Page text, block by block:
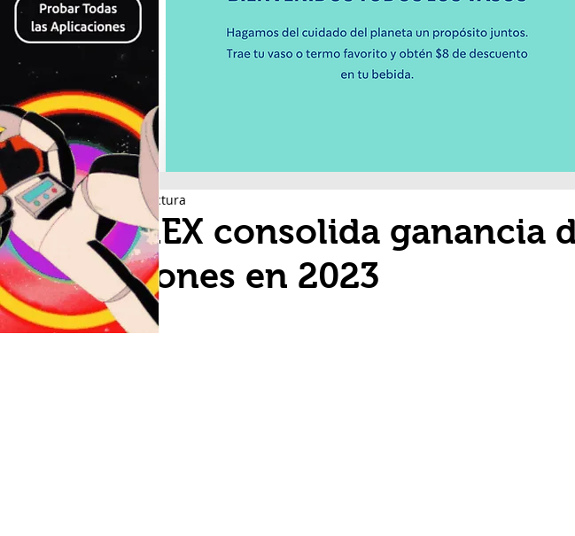
PEMEX consolida ganancia
millones en 2023
2 min de lectura